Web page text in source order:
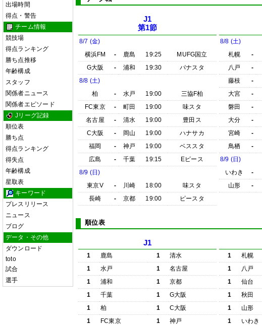
出場時間
得点・警告
チーム情報
競技場
得点ランキング
勝ち点推移
年齢構成
スタッフ
関係者ニュース
関係者エピソード
Jリーグ記録
順位表
勝ち点
得点ランキング
得失点
年齢構成
星取表
キーワード
プレスリリース
ニュース
ブログ
データ・その他
ダウンロード
toto
試合
選手
J1
第1節
8/7 (金)
横浜FM
- 鹿島 19:25
MUFG国立
G大阪
- 浦和 19:30
パナスタ
8/8 (土)
柏
- 水戸 19:00
三協F柏
FC東京
- 町田 19:00
味スタ
名古屋
- 清水 19:00
豊田ス
C大阪
- 岡山 19:00
ハナサカ
福岡
- 神戸 19:00
ベススタ
広島
- 千葉 19:15
Eピース
8/9 (日)
東京V
- 川崎 18:00
味スタ
長崎
- 京都 19:00 ピースタ
8/8 (土)
札幌
-
八戸
-
藤枝
-
大宮
-
磐田
-
大分
-
宮崎
-
鳥栖
-
8/9 (日)
いわき
-
山形
-
順位表
J1
1 鹿島 1
清水
1
水戸 1
名古屋
1
浦和 1
京都
1
千葉 1
G大阪
1
柏 1
C大阪
1
FC東京 1
神戸
1 札幌
1
八戸
1
仙台
1
秋田
1
山形
1
いわき